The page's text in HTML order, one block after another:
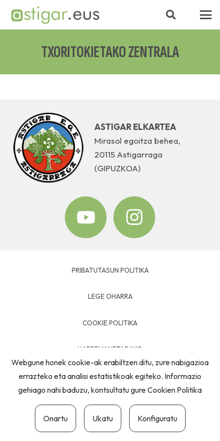
TXORITOKIETAKO ZENTRALA
ASTIGAR ELKARTEA
Mirasol egoitza behea,
20115 Astigarraga
(GIPUZKOA)
PRIBATUTASUN POLITIKA
LEGE OHARRA
COOKIE POLITIKA
HARREMANETARAKO
Webgune honek cookie-ak erabiltzen ditu, zure nabigazioa
errazteko eta analisi estatistikoak egiteko. Informazio
gehiago nahi baduzu, kontsultatu gureCookien Politika
Onartu Ukatu Konfiguratu